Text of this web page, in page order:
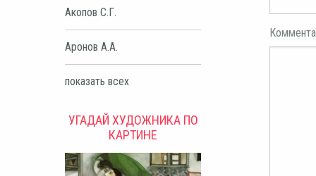
Акопов С.Г.
Аронов А.А.
показать всех
УГАДАЙ ХУДОЖНИКА ПО
КАРТИНЕ